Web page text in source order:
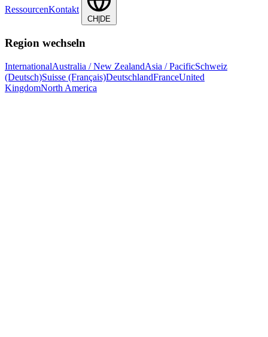
RessourcenKontakt
CH|DE
Region wechseln
InternationalAustralia / New ZealandAsia / PacificSchweiz
(Deutsch)Suisse (Français)DeutschlandFranceUnited
KingdomNorth America